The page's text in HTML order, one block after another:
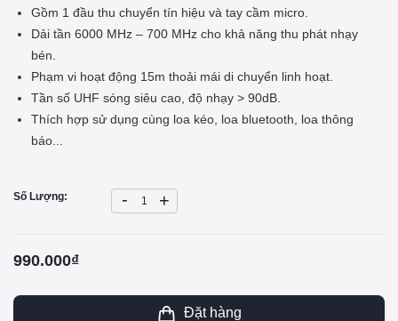
Gồm 1 đầu thu chuyển tín hiệu và tay cầm micro.
Dải tần 6000 MHz – 700 MHz cho khả năng thu phát nhạy
bén.
Phạm vi hoạt động 15m thoải mái di chuyển linh hoạt.
Tần số UHF sóng siêu cao, độ nhạy > 90dB.
Thích hợp sử dụng cùng loa kéo, loa bluetooth, loa thông
báo...
Số Lượng: - +
990.000₫
Đặt hàng